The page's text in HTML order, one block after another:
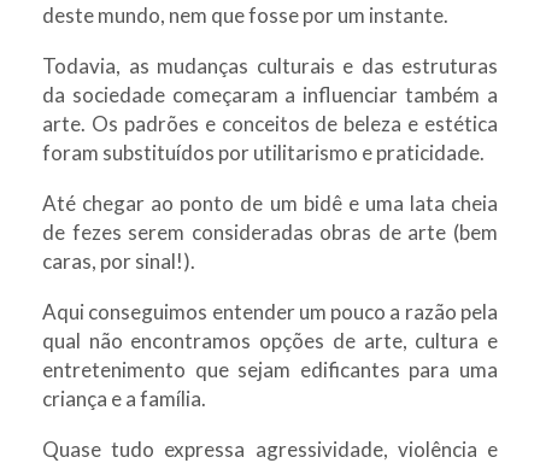
deste mundo, nem que fosse por um instante.
Todavia, as mudanças culturais e das estruturas
da sociedade começaram a influenciar também a
arte. Os padrões e conceitos de beleza e estética
foram substituídos por utilitarismo e praticidade.
Até chegar ao ponto de um bidê e uma lata cheia
de fezes serem consideradas obras de arte (bem
caras, por sinal!).
Aqui conseguimos entender um pouco a razão pela
qual não encontramos opções de arte, cultura e
entretenimento que sejam edificantes para uma
criança e a família.
Quase tudo expressa agressividade, violência e